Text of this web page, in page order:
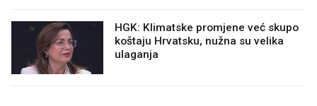
HGK: Klimatske promjene već skupo
koštaju Hrvatsku, nužna su velika
ulaganja